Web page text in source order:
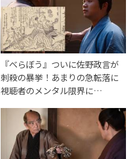
『べらぼう』ついに佐野政言が
刺殺の暴挙！あまりの急転落に
視聴者のメンタル限界に…